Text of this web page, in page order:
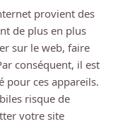
provient des
de plus en plus
sur le web, faire
conséquent, il est
pour ces appareils.
risque de
votre site